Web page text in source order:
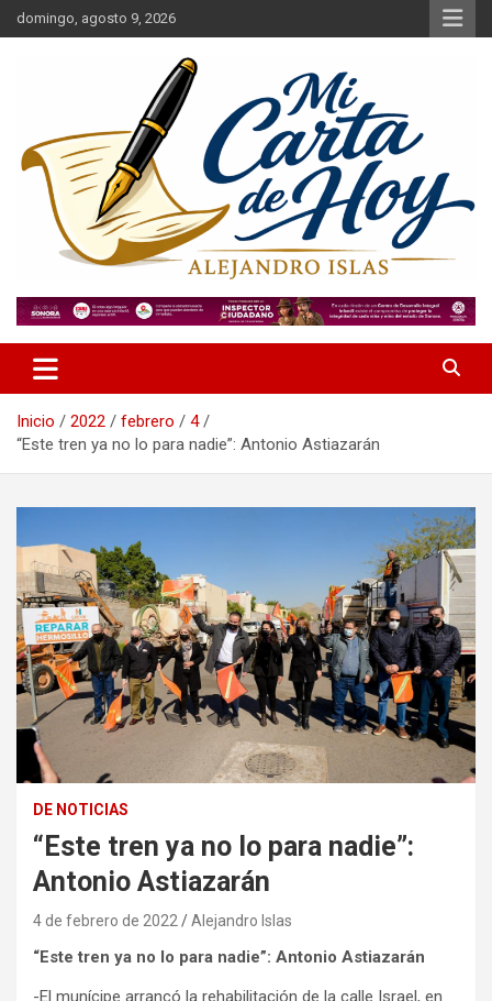
Saltar
al
domingo, agosto 9, 2026
Mi Carta de Hoy
Inicio 2022 febrero
4
“Este tren ya no lo para nadie”: Antonio Astiazarán
DE NOTICIAS
“Este tren ya no lo para nadie”:
Antonio Astiazarán
4 de febrero de 2022 Alejandro Islas
“Este tren ya no lo para nadie”: Antonio Astiazarán
-El munícipe arrancó la rehabilitación de la calle Israel, en